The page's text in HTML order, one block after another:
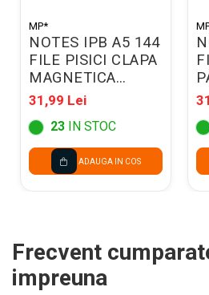
MP*
NOTES IPB A5 144
FILE PISICI CLAPA
MAGNETICA
PB475-53
31,99 Lei
23 IN STOC
ADAUGA IN COS
Frecvent
impreuna